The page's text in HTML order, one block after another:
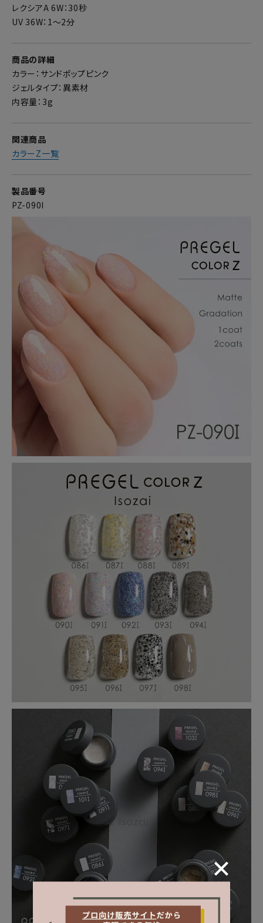
レクシアA 6W：30秒
UV 36W：1～2分
商品の詳細
カラー：サンドポップピンク
ジェルタイプ：異素材
内容量：3g
関連商品
カラーZ一覧
製品番号
PZ-090I